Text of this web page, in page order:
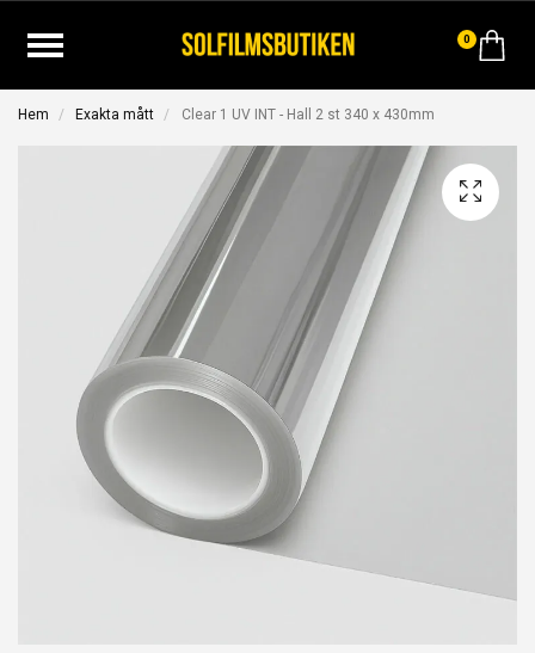
0
Hem Exakta mått Clear 1 UV INT - Hall 2 st 340 x 430mm